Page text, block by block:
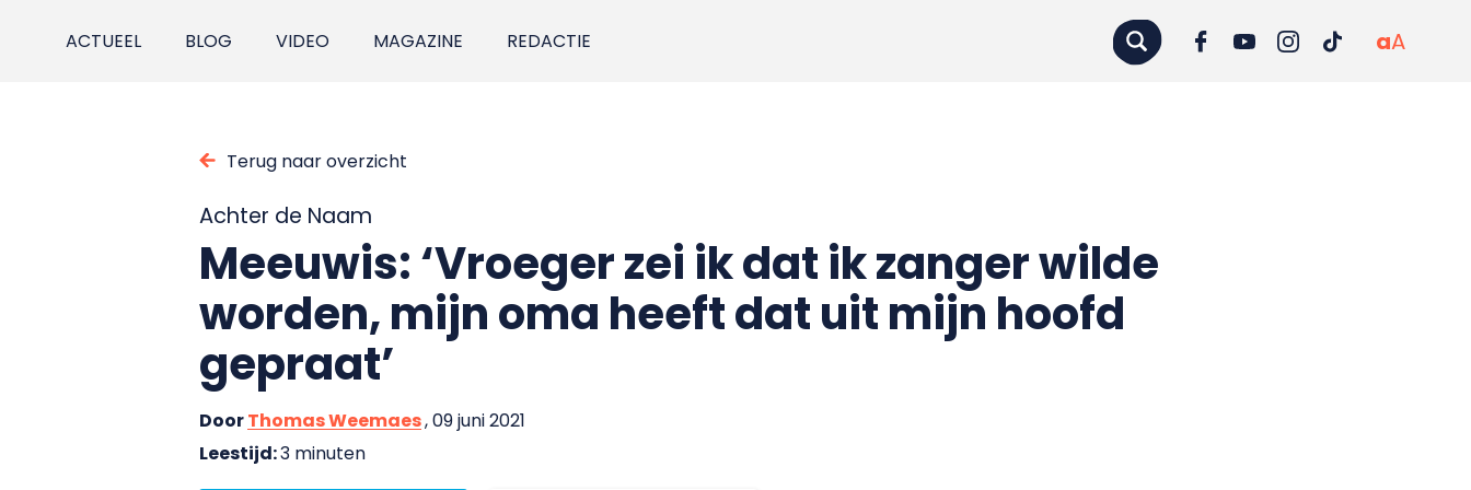
ACTUEEL BLOG VIDEO MAGAZINE REDACTIE aA
Terug naar overzicht
Achter de Naam
Meeuwis: ‘Vroeger zei ik dat ik zanger wilde
worden, mijn oma heeft dat uit mijn hoofd
gepraat’
DoorThomas Weemaes, 09 juni 2021
Leestijd:3 minuten